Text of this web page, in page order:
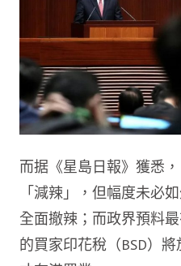
而据《星島日報》獲悉
「減辣」，但幅度未必
全面撤辣；而政界預料
的買家印花稅（BSD）